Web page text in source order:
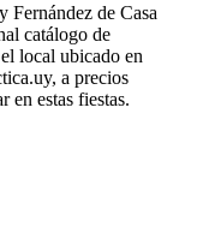
Fernández de Casa
catálogo de
local ubicado en
a precios
en estas fiestas.